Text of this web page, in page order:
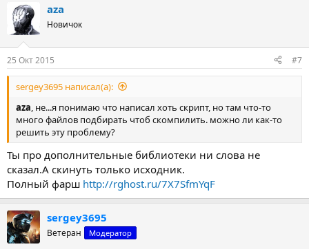
aza
Новичок
25 Окт 2015 #7
sergey3695 написал(а):
aza , не...я понимаю что написал хоть скрипт, но там что-то
много файлов подбирать чтоб скомпилить. можно ли как-то
решить эту проблему?
Ты про дополнительные библиотеки ни слова не
сказал.А скинуть только исходник.
Полный фарш http://rghost.ru/7X7SfmYqF
sergey3695
Ветеран Модератор